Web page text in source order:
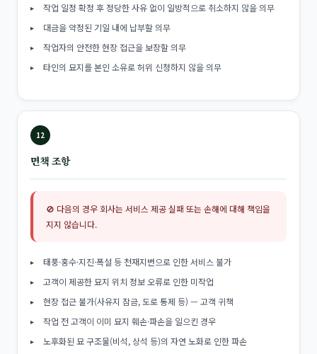
작업 일정 확정 후 정당한 사유 없이 일방적으로 취소하지 않을 의무
대금을 약정된 기일 내에 납부할 의무
작업자의 안전한 현장 접근을 보장할 의무
타인의 묘지를 본인 소유로 허위 신청하지 않을 의무
12
면책 조항
🚫 다음의 경우 회사는 서비스 제공 실패 또는 손해에 대해 책임을
지지 않습니다.
태풍·홍수·지진·폭설 등 천재지변으로 인한 서비스 불가
고객이 제공한 묘지 위치 정보 오류로 인한 미작업
현장 접근 불가(사유지 잠금, 도로 통제 등) — 고객 귀책
작업 전 고객이 이미 묘지 훼손·파손을 일으킨 경우
노후화된 묘 구조물(비석, 상석 등)의 자연 노화로 인한 파손